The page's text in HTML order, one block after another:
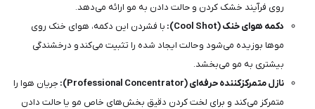
روی فرآیند خشک کردن و حالت دادن به مو ارائه می‌دهد.
دکمه هوای خنک (Cool Shot):
با فشردن این دکمه، هوای خنک روی
موها بوزیده می‌شود و حالت ایجاد شده را تثبیت می‌کند و درخشندگی
بیشتری به مو می‌بخشد.
نازل متمرکزکننده حرفه‌ای (Professional Concentrator):
جریان هوا را
متمرکز می‌کند و برای لخت کردن دقیق بخش‌های خاص مو یا حالت دادن